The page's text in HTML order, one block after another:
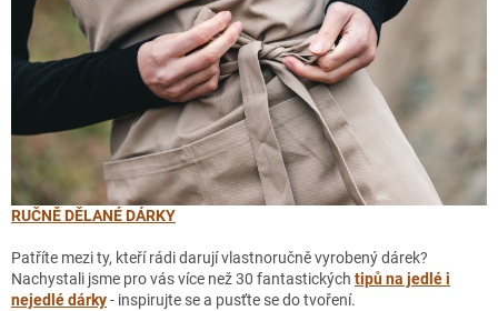
RUČNĚ DĚLANÉ DÁRKY
Patříte mezi ty, kteří rádi darují vlastnoručně vyrobený dárek?
Nachystali jsme pro vás více než 30 fantastických tipů na jedlé i
nejedlé dárky- inspirujte se a pusťte se do tvoření.